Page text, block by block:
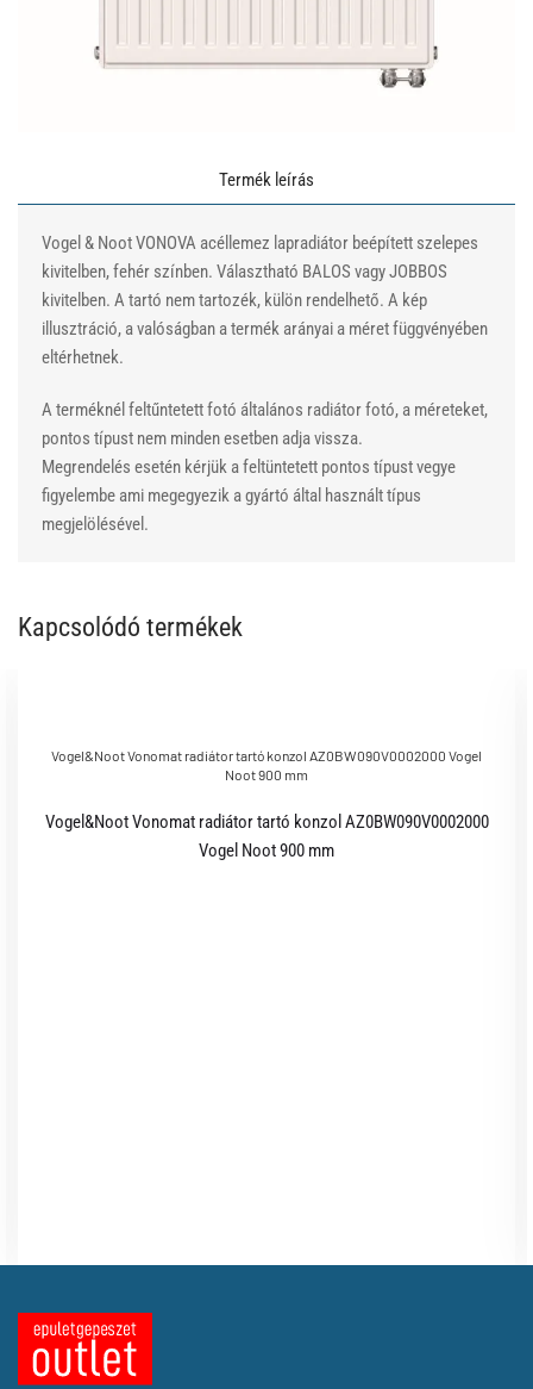
Termék leírás
Vogel & Noot VONOVA acéllemez lapradiátor beépített szelepes
kivitelben, fehér színben. Választható BALOS vagy JOBBOS
kivitelben. A tartó nem tartozék, külön rendelhető. A kép
illusztráció, a valóságban a termék arányai a méret függvényében
eltérhetnek.
A terméknél feltűntetett fotó általános radiátor fotó, a méreteket,
pontos típust nem minden esetben adja vissza.
Megrendelés esetén kérjük a feltüntetett pontos típust vegye
figyelembe ami megegyezik a gyártó által használt típus
megjelölésével.
Kapcsolódó termékek
Vogel&Noot Vonomat radiátor tartó konzol AZ0BW090V0002000 Vogel
Noot 900 mm
Vogel&Noot Vonomat radiátor tartó konzol AZ0BW090V0002000
Vogel Noot 900 mm